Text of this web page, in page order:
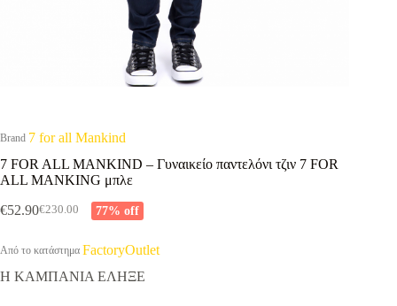
Brand 7 for all Mankind
7 FOR ALL MANKIND – Γυναικείο παντελόνι τζιν 7 FOR
ALL MANKING μπλε
€230.00
Original
was:
€52.90Η
τιμή
€52.90.
77% off
Από το κατάστημα FactoryOutlet
Η ΚΑΜΠΑΝΙΑ ΕΛΗΞΕ